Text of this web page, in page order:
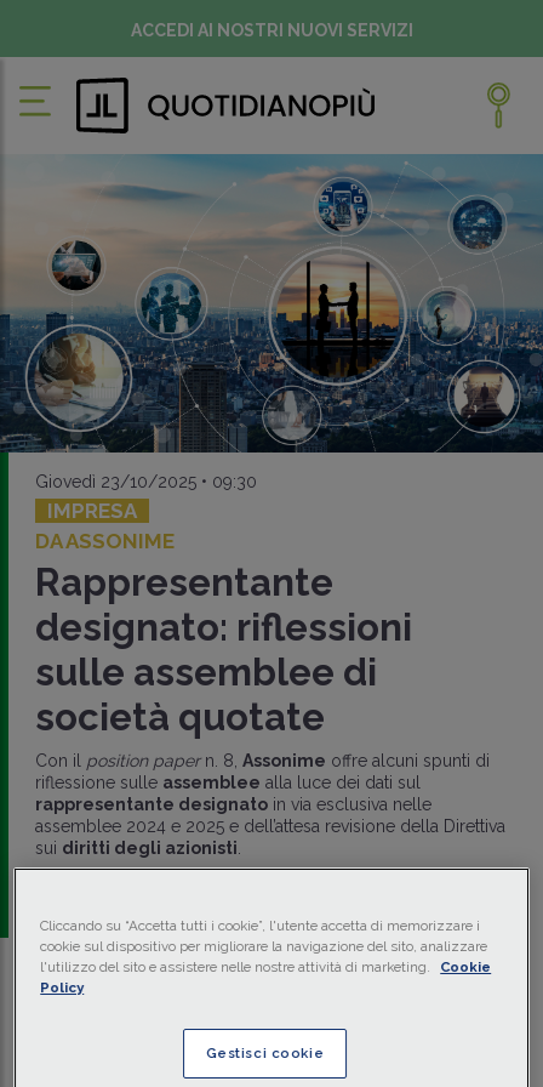
ACCEDI AI NOSTRI NUOVI SERVIZI
Giovedì 23/10/2025 • 09:30
IMPRESA
DA ASSONIME
Rappresentante
designato: riflessioni
sulle assemblee di
società quotate
Con il position paper n. 8, Assonime offre alcuni spunti di
riflessione sulle assemblee alla luce dei dati sul
rappresentante designatoin via esclusiva nelle
assemblee 2024 e 2025 e dell’attesa revisione della Direttiva
sui diritti degli azionisti.
Traduci con IA
2 min.
Cliccando su “Accetta tutti i cookie”, l'utente accetta di memorizzare i
cookie sul dispositivo per migliorare la navigazione del sito, analizzare
l'utilizzo del sito e assistere nelle nostre attività di marketing.
Cookie
Policy
Gestisci cookie